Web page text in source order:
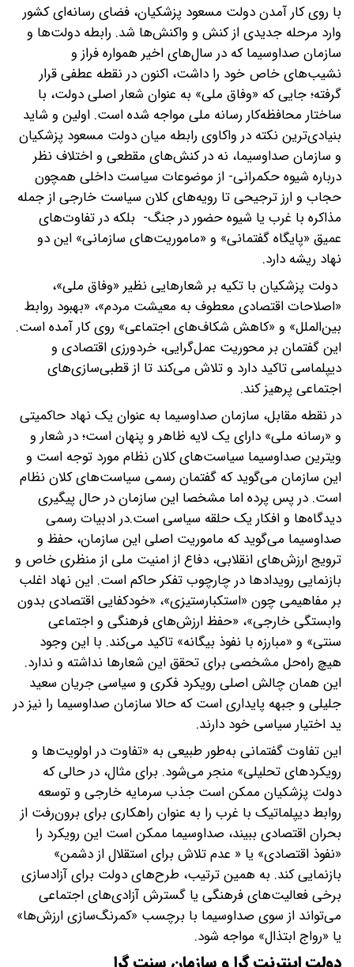
با روی کار آمدن دولت مسعود پزشکیان، فضای رسانه‌ای کشور
وارد مرحله جدیدی از کنش و واکنش‌ها شد. رابطه دولت‌ها و
سازمان صداوسیما که در سال‌های‌ اخیر همواره فراز و
نشیب‌های خاص خود را داشت، اکنون در نقطه عطفی قرار
گرفته؛ جایی که «وفاق ملی» به عنوان شعار اصلی دولت، با
ساختار محافظه‌کار رسانه ملی مواجه شده است. اولین و شاید
بنیادی‌ترین نکته در واکاوی رابطه میان دولت مسعود پزشکیان
و سازمان صداوسیما، نه در کنش‌های مقطعی و اختلاف نظر
درباره شیوه حکمرانی- از موضوعات سیاست داخلی همچون
حجاب و ارز ترجیحی تا رویه‌های کلان سیاست خارجی از جمله
مذاکره با غرب یا شیوه حضور در جنگ- بلکه در تفاوت‌های
عمیق «پایگاه گفتمانی» و «ماموریت‌های سازمانی» این دو
نهاد ریشه دارد.
دولت پزشکیان با تکیه بر شعارهایی نظیر «وفاق ملی»،
«اصلاحات اقتصادی معطوف به معیشت مردم»، «بهبود روابط
بین‌الملل» و «کاهش شکاف‌های اجتماعی» روی کار آمده است.
این گفتمان بر محوریت عمل‌گرایی، خردورزی اقتصادی و
دیپلماسی تاکید دارد و تلاش می‌کند تا از قطبی‌سازی‌های
اجتماعی پرهیز کند.
در نقطه مقابل، سازمان صداوسیما به عنوان یک نهاد حاکمیتی
و «رسانه ملی» دارای یک لایه ظاهر و پنهان است؛ در شعار و
ویترین صداوسیما سیاست‌های کلان نظام مورد توجه است و
این سازمان می‌گوید که گفتمان رسمی سیاست‌های کلان نظام
است. در پس پرده اما مشخصا این سازمان در حال پیگیری
دیدگاه‌ها و افکار یک حلقه سیاسی است.در ادبیات رسمی
صداوسیما می‌گوید که ماموریت اصلی این سازمان، حفظ و
ترویج ارزش‌های انقلابی، دفاع از امنیت ملی از منظری خاص و
بازنمایی رویدادها در چارچوب تفکر حاکم است. این نهاد اغلب
بر مفاهیمی چون «استکبارستیزی»، «خودکفایی اقتصادی بدون
وابستگی خارجی»، «حفظ ارزش‌های فرهنگی و اجتماعی
سنتی» و «مبارزه با نفوذ بیگانه» تاکید می‌کند. با این وجود
هیچ راه‌حل مشخصی برای تحقق این شعارها نداشته و ندارد.
این همان چالش اصلی رویکرد فکری و سیاسی جریان سعید
جلیلی و جبهه پایداری است که حالا سازمان صداوسیما را نیز در
ید اختیار سیاسی خود دارند.
این تفاوت گفتمانی به‌طور طبیعی به «تفاوت در اولویت‌ها و
رویکردهای تحلیلی» منجر می‌شود. برای مثال، در حالی که
دولت پزشکیان ممکن است جذب سرمایه خارجی و توسعه
روابط دیپلماتیک با غرب را به عنوان راهکاری برای برون‌رفت از
بحران اقتصادی ببیند، صداوسیما ممکن است این رویکرد را
«نفوذ اقتصادی» یا « عدم تلاش برای استقلال از دشمن»
بازنمایی کند. به همین ترتیب، طرح‌های دولت برای آزادسازی
برخی فعالیت‌های فرهنگی یا گسترش آزادی‌های اجتماعی
می‌تواند از سوی صداوسیما با برچسب «کمرنگ‌سازی ارزش‌ها»
یا «رواج ابتذال» مواجه شود.